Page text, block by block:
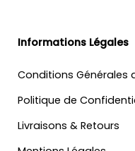
Informations Légales
Conditions Générales
Politique de
Livraisons & Retours